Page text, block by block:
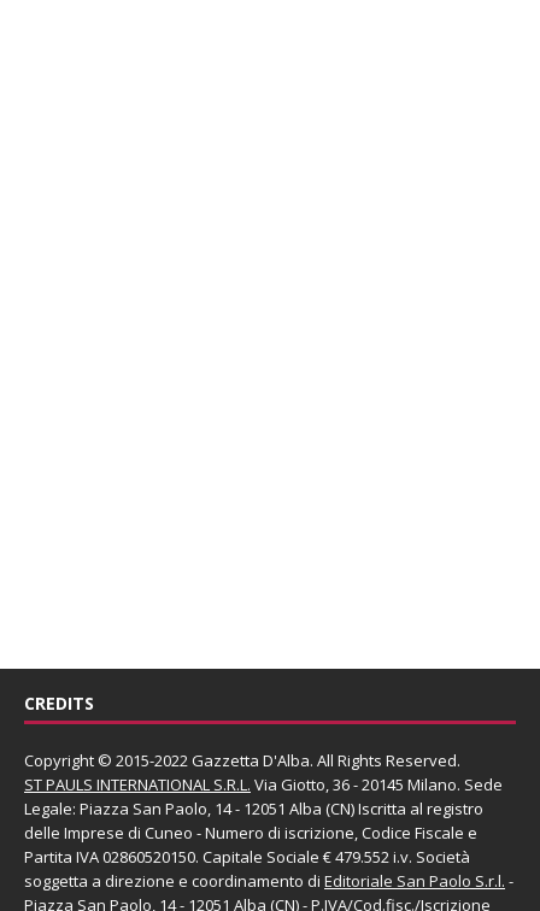
CREDITS
Copyright © 2015-2022 Gazzetta D'Alba. All Rights Reserved.
ST PAULS INTERNATIONAL S.R.L. Via Giotto, 36 - 20145 Milano. Sede
Legale: Piazza San Paolo, 14 - 12051 Alba (CN) Iscritta al registro
delle Imprese di Cuneo - Numero di iscrizione, Codice Fiscale e
Partita IVA 02860520150. Capitale Sociale € 479.552 i.v. Società
soggetta a direzione e coordinamento di Editoriale San Paolo S.r.l. -
Piazza San Paolo, 14 - 12051 Alba (CN) - P.IVA/Cod.fisc./Iscrizione